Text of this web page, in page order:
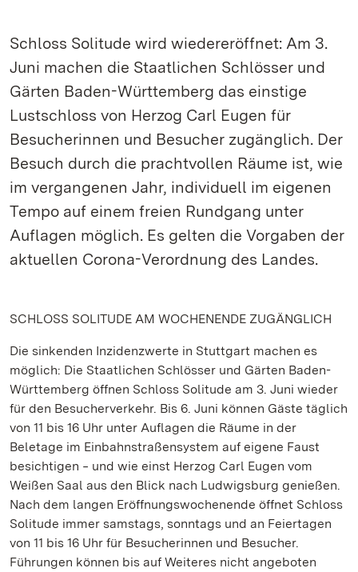
Schloss Solitude wird wiedereröffnet: Am 3.
Juni machen die Staatlichen Schlösser und
Gärten Baden-Württemberg das einstige
Lustschloss von Herzog Carl Eugen für
Besucherinnen und Besucher zugänglich. Der
Besuch durch die prachtvollen Räume ist, wie
im vergangenen Jahr, individuell im eigenen
Tempo auf einem freien Rundgang unter
Auflagen möglich. Es gelten die Vorgaben der
aktuellen Corona-Verordnung des Landes.
SCHLOSS SOLITUDE AM WOCHENENDE ZUGÄNGLICH
Die sinkenden Inzidenzwerte in Stuttgart machen es
möglich: Die Staatlichen Schlösser und Gärten Baden-
Württemberg öffnen Schloss Solitude am 3. Juni wieder
für den Besucherverkehr. Bis 6. Juni können Gäste täglich
von 11 bis 16 Uhr unter Auflagen die Räume in der
Beletage im Einbahnstraßensystem auf eigene Faust
besichtigen ‒ und wie einst Herzog Carl Eugen vom
Weißen Saal aus den Blick nach Ludwigsburg genießen.
Nach dem langen Eröffnungswochenende öffnet Schloss
Solitude immer samstags, sonntags und an Feiertagen
von 11 bis 16 Uhr für Besucherinnen und Besucher.
Führungen können bis auf Weiteres nicht angeboten